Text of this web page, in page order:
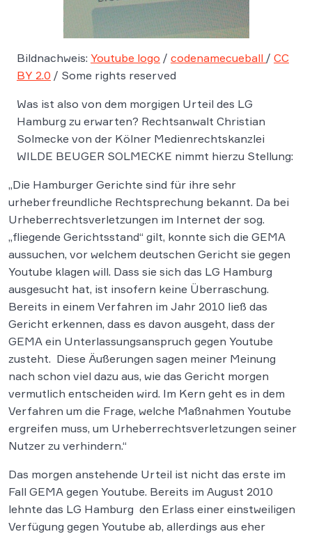
Bildnachweis: Youtube logo / codenamecueball / CC
BY 2.0 / Some rights reserved
Was ist also von dem morgigen Urteil des LG
Hamburg zu erwarten? Rechtsanwalt Christian
Solmecke von der Kölner Medienrechtskanzlei
WILDE BEUGER SOLMECKE nimmt hierzu Stellung:
„Die Hamburger Gerichte sind für ihre sehr
urheberfreundliche Rechtsprechung bekannt. Da bei
Urheberrechtsverletzungen im Internet der sog.
„fliegende Gerichtsstand“ gilt, konnte sich die GEMA
aussuchen, vor welchem deutschen Gericht sie gegen
Youtube klagen will. Dass sie sich das LG Hamburg
ausgesucht hat, ist insofern keine Überraschung.
Bereits in einem Verfahren im Jahr 2010 ließ das
Gericht erkennen, dass es davon ausgeht, dass der
GEMA ein Unterlassungsanspruch gegen Youtube
zusteht. Diese Äußerungen sagen meiner Meinung
nach schon viel dazu aus, wie das Gericht morgen
vermutlich entscheiden wird. Im Kern geht es in dem
Verfahren um die Frage, welche Maßnahmen Youtube
ergreifen muss, um Urheberrechtsverletzungen seiner
Nutzer zu verhindern.“
Das morgen anstehende Urteil ist nicht das erste im
Fall GEMA gegen Youtube. Bereits im August 2010
lehnte das LG Hamburg den Erlass einer einstweiligen
Verfügung gegen Youtube ab, allerdings aus eher